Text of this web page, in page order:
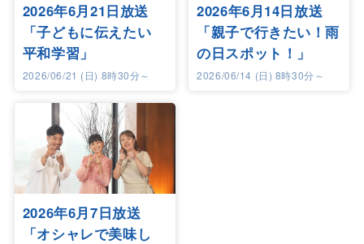
2026年6月21日放送
「子どもに伝えたい
平和学習」
2026/06/21 (日) 8時30分～
2026年6月14日放送
「親子で行きたい！雨
の日スポット！」
2026/06/14 (日) 8時30分～
2026年6月7日放送
「オシャレで美味し